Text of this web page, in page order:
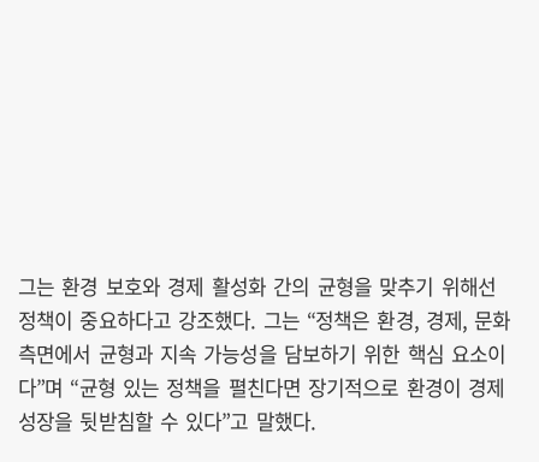
그는 환경 보호와 경제 활성화 간의 균형을 맞추기 위해선
정책이 중요하다고 강조했다. 그는 “정책은 환경, 경제, 문화
측면에서 균형과 지속 가능성을 담보하기 위한 핵심 요소이
다”며 “균형 있는 정책을 펼친다면 장기적으로 환경이 경제
성장을 뒷받침할 수 있다”고 말했다.